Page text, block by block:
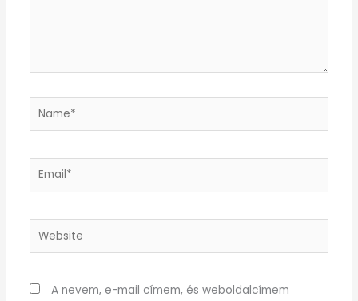
Name*
Email*
Website
A nevem, e-mail címem, és weboldalcímem